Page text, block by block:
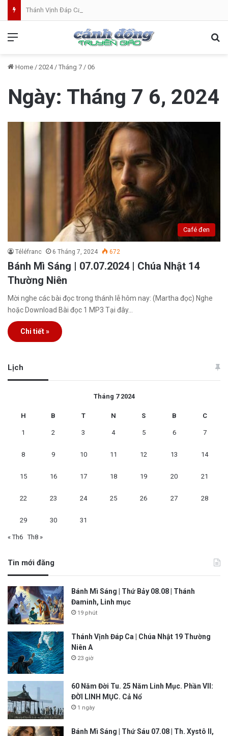
Thánh Vịnh Đáp Ca | Chúa Nhật 19 Thường Niên A
Home / 2024 / Tháng 7 / 06
Ngày: Tháng 7 6, 2024
Café đen
Téléfranc 6 Tháng 7, 2024 672
Bánh Mì Sáng | 07.07.2024 | Chúa Nhật 14
Thường Niên
Mời nghe các bài đọc trong thánh lễ hôm nay: (Martha đọc) Nghe
hoặc Download Bài đọc 1 MP3 Tại đây…
Chi tiết »
Lịch
Tháng 7 2024
H B T N S B C
1 2 3 4 5 6 7
8 9 10 11 12 13 14
15 16 17 18 19 20 21
22 23 24 25 26 27 28
29 30 31
« Th6 Th8 »
Tin mới đăng
Bánh Mì Sáng | Thứ Bảy 08.08 | Thánh
Đaminh, Linh mục
19 phút
Thánh Vịnh Đáp Ca | Chúa Nhật 19 Thường
Niên A
23 giờ
60 Năm Đời Tu. 25 Năm Linh Mục. Phần VII:
ĐỜI LINH MỤC. Cả Nổ
1 ngày
Bánh Mì Sáng | Thứ Sáu 07.08 | Th. Xystô II,